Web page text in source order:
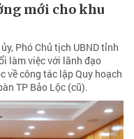
mới cho khu
Phó Chủ tịch UBND tỉnh
làm việc với lãnh đạo
về công tác lập Quy hoạch
TP Bảo Lộc (cũ).